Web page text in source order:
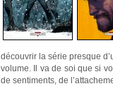
découvrir la série presque
volume. Il va de soi que si
de sentiments, de